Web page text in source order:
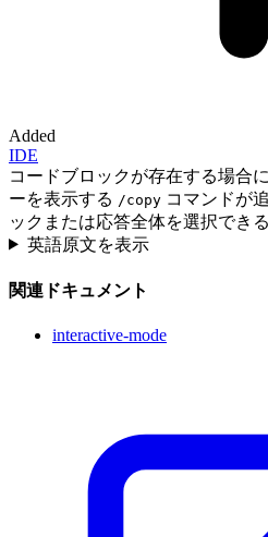
Added
IDE
コードブロックが存在する場合
ーを表示する /copy コマンドが
ックまたは応答全体を選択でき
英語原文を表示
関連ドキュメント
interactive-mode